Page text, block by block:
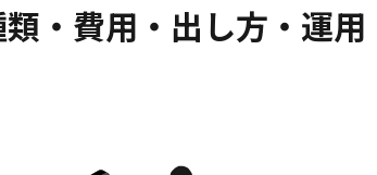
・費用・出し方・運用